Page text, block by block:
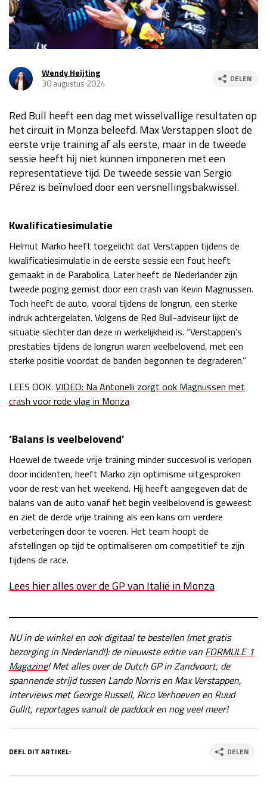
Race
za 13:00 - 15:00
Kwalificatie
za 23:00 - 00:00
Race
zo 21:00 - 23:00
Kwalificatie
za 22:00 - 23:00
Race
zo 21:00 - 23:00
Kwalificatie
za 19:00 - 20:00
Race
zo 18:00 - 20:00
LAS VEGAS GRAND PRIX 2026 20 - 22 nov
Kwalificatie
za 05:00 - 06:00
Race
zo 05:00 - 07:00
GP QATAR 2026
Kwalificatie
za 19:00 - 20:00
Race
zo 17:00 - 19:00
GP ABU DHABI 2026 04 - 06 dec
Kwalificatie
za 15:00 - 16:00
Race
zo 14:00 - 16:00
Wendy Heijting
30 augustus 2024
DELEN
Red Bull heeft een dag met wisselvallige resultaten op
het circuit in Monza beleefd. Max Verstappen sloot de
eerste vrije training af als eerste, maar in de tweede
sessie heeft hij niet kunnen imponeren met een
representatieve tijd. De tweede sessie van Sergio
Pérez is beïnvloed door een versnellingsbakwissel.
Kwalificatiesimulatie
Helmut Marko heeft toegelicht dat Verstappen tijdens de
kwalificatiesimulatie in de eerste sessie een fout heeft
gemaakt in de Parabolica. Later heeft de Nederlander zijn
tweede poging gemist door een crash van Kevin Magnussen.
Toch heeft de auto, vooral tijdens de longrun, een sterke
indruk achtergelaten. Volgens de Red Bull-adviseur lijkt de
situatie slechter dan deze in werkelijkheid is. “Verstappen’s
prestaties tijdens de longrun waren veelbelovend, met een
sterke positie voordat de banden begonnen te degraderen.”
LEES OOK: VIDEO: Na Antonelli zorgt ook Magnussen met
crash voor rode vlag in Monza
‘Balans is veelbelovend’
Hoewel de tweede vrije training minder succesvol is verlopen
door incidenten, heeft Marko zijn optimisme uitgesproken
voor de rest van het weekend. Hij heeft aangegeven dat de
balans van de auto vanaf het begin veelbelovend is geweest
en ziet de derde vrije training als een kans om verdere
verbeteringen door te voeren. Het team hoopt de
afstellingen op tijd te optimaliseren om competitief te zijn
tijdens de race.
Lees hier alles over de GP van Italië in Monza
NU in de winkel en ook digitaal te bestellen (met gratis
bezorging in Nederland!): de nieuwste editie van FORMULE 1
Magazine! Met alles over de Dutch GP in Zandvoort, de
spannende strijd tussen Lando Norris en Max Verstappen,
interviews met George Russell, Rico Verhoeven en Ruud
Gullit, reportages vanuit de paddock en nog veel meer!
DEEL DIT ARTIKEL: DELEN